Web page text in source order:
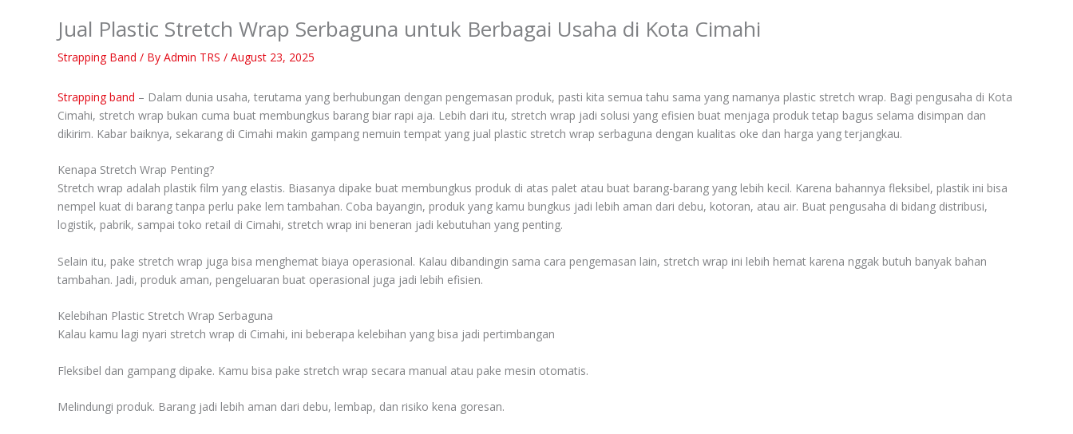
Jual Plastic Stretch Wrap Serbaguna untuk Berbagai Usaha di Kota Cimahi
Strapping Band / By Admin TRS / August 23, 2025
Strapping band – Dalam dunia usaha, terutama yang berhubungan dengan pengemasan produk, pasti kita semua tahu sama yang namanya plastic stretch wrap. Bagi pengusaha di Kota
Cimahi, stretch wrap bukan cuma buat membungkus barang biar rapi aja. Lebih dari itu, stretch wrap jadi solusi yang efisien buat menjaga produk tetap bagus selama disimpan dan
dikirim. Kabar baiknya, sekarang di Cimahi makin gampang nemuin tempat yang jual plastic stretch wrap serbaguna dengan kualitas oke dan harga yang terjangkau.
Kenapa Stretch Wrap Penting?
Stretch wrap adalah plastik film yang elastis. Biasanya dipake buat membungkus produk di atas palet atau buat barang-barang yang lebih kecil. Karena bahannya fleksibel, plastik ini bisa
nempel kuat di barang tanpa perlu pake lem tambahan. Coba bayangin, produk yang kamu bungkus jadi lebih aman dari debu, kotoran, atau air. Buat pengusaha di bidang distribusi,
logistik, pabrik, sampai toko retail di Cimahi, stretch wrap ini beneran jadi kebutuhan yang penting.
Selain itu, pake stretch wrap juga bisa menghemat biaya operasional. Kalau dibandingin sama cara pengemasan lain, stretch wrap ini lebih hemat karena nggak butuh banyak bahan
tambahan. Jadi, produk aman, pengeluaran buat operasional juga jadi lebih efisien.
Kelebihan Plastic Stretch Wrap Serbaguna
Kalau kamu lagi nyari stretch wrap di Cimahi, ini beberapa kelebihan yang bisa jadi pertimbangan
Fleksibel dan gampang dipake. Kamu bisa pake stretch wrap secara manual atau pake mesin otomatis.
Melindungi produk. Barang jadi lebih aman dari debu, lembap, dan risiko kena goresan.